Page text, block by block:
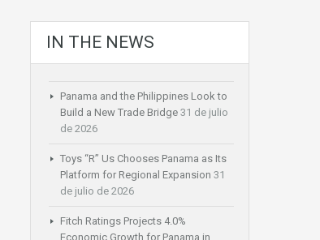
IN THE NEWS
Panama and the Philippines Look to
Build a New Trade Bridge 31 de julio
de 2026
Toys “R” Us Chooses Panama as Its
Platform for Regional Expansion 31
de julio de 2026
Fitch Ratings Projects 4.0%
Economic Growth for Panama in